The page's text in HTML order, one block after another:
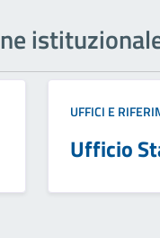
UFFICI E
Ufficio